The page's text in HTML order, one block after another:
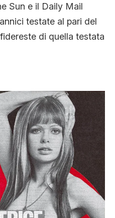
Sun e il Daily Mail
testate al pari del
di quella testata